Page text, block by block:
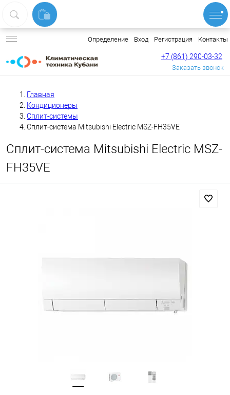
Определение Вход Регистрация Контакты
+7 (861) 290-03-32
Заказать звонок
Главная
Кондиционеры
Сплит-системы
Сплит-система Mitsubishi Electric MSZ-FH35VE
Сплит-система Mitsubishi Electric MSZ-
FH35VE